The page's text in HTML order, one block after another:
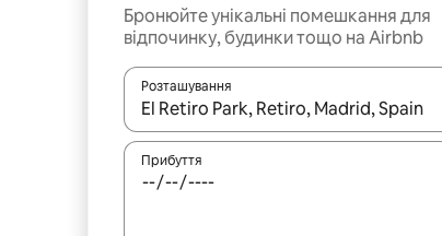
Бронюйте унікальні помешкання для
відпочинку, будинки тощо на Airbnb
Розташування
Отримавши результати пошуку,
Прибуття